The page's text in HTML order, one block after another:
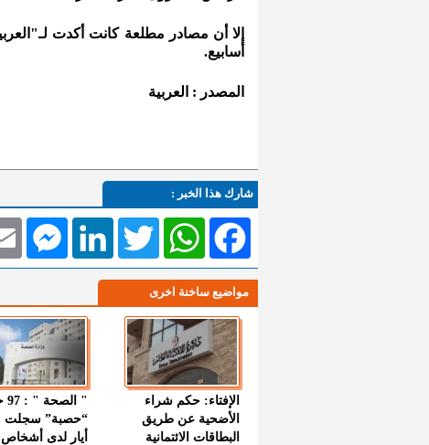
إلا أن مصادر مطلعة كانت أكدت
أسابيع.
المصدر : العربية
شارك هذا الخبر :
MessengerLinkedIn TwitterWhatsAppFacebook
مواضيع ساخنة اخرى
الإفتاء: حكم شراء
الأضحية عن طريق
البطاقات الائتمانية
"
“حصبة” سجلت
أيار لدى